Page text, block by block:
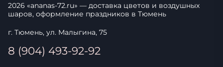
2026 «ananas-72.ru» — доставка цветов и воздушных
шаров, оформление праздников в Тюмень
г. Тюмень, ул. Малыгина, 75
8 (904) 493-92-92